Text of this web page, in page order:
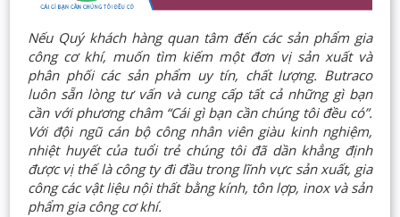
Nếu Quý khách hàng quan tâm đến các sản phẩm gia
công cơ khí, muốn tìm kiếm một đơn vị sản xuất và
phân phối các sản phẩm uy tín, chất lượng. Butraco
luôn sẵn lòng tư vấn và cung cấp tất cả những gì bạn
cần với phương châm “Cái gì bạn cần chúng tôi đều có”.
Với đội ngũ cán bộ công nhân viên giàu kinh nghiệm,
nhiệt huyết của tuổi trẻ chúng tôi đã dần khẳng định
được vị thế là công ty đi đầu trong lĩnh vực sản xuất, gia
công các vật liệu nội thất bằng kính, tôn lợp, inox và sản
phẩm gia công cơ khí.